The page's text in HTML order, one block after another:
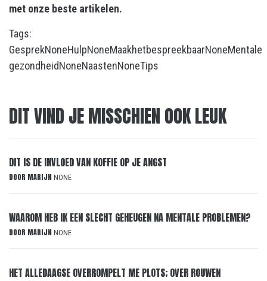
met onze beste artikelen.
Tags:
GesprekNoneHulpNoneMaakhetbespreekbaarNoneMentale
gezondheidNoneNaastenNoneTips
DIT VIND JE MISSCHIEN OOK LEUK
DIT IS DE INVLOED VAN KOFFIE OP JE ANGST
DOOR MARIJN NONE
WAAROM HEB IK EEN SLECHT GEHEUGEN NA MENTALE PROBLEMEN?
DOOR MARIJN NONE
HET ALLEDAAGSE OVERROMPELT ME PLOTS; OVER ROUWEN